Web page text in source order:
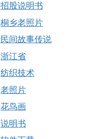
招股说明书
桐乡老照片
民间故事传说
浙江省
纺织技术
老照片
花鸟画
说明书